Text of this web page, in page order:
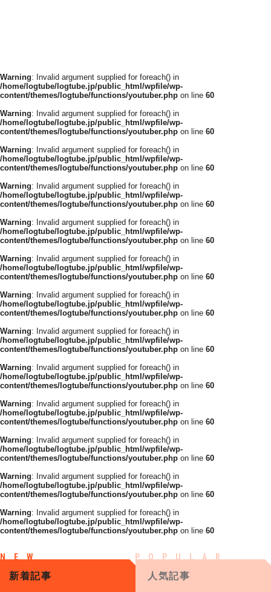
Warning: Invalid argument supplied for foreach() in
/home/logtube/logtube.jp/public_html/wpfile/wp-
content/themes/logtube/functions/youtuber.php on line 60
Warning: Invalid argument supplied for foreach() in
/home/logtube/logtube.jp/public_html/wpfile/wp-
content/themes/logtube/functions/youtuber.php on line 60
Warning: Invalid argument supplied for foreach() in
/home/logtube/logtube.jp/public_html/wpfile/wp-
content/themes/logtube/functions/youtuber.php on line 60
Warning: Invalid argument supplied for foreach() in
/home/logtube/logtube.jp/public_html/wpfile/wp-
content/themes/logtube/functions/youtuber.php on line 60
Warning: Invalid argument supplied for foreach() in
/home/logtube/logtube.jp/public_html/wpfile/wp-
content/themes/logtube/functions/youtuber.php on line 60
Warning: Invalid argument supplied for foreach() in
/home/logtube/logtube.jp/public_html/wpfile/wp-
content/themes/logtube/functions/youtuber.php on line 60
Warning: Invalid argument supplied for foreach() in
/home/logtube/logtube.jp/public_html/wpfile/wp-
content/themes/logtube/functions/youtuber.php on line 60
Warning: Invalid argument supplied for foreach() in
/home/logtube/logtube.jp/public_html/wpfile/wp-
content/themes/logtube/functions/youtuber.php on line 60
Warning: Invalid argument supplied for foreach() in
/home/logtube/logtube.jp/public_html/wpfile/wp-
content/themes/logtube/functions/youtuber.php on line 60
Warning: Invalid argument supplied for foreach() in
/home/logtube/logtube.jp/public_html/wpfile/wp-
content/themes/logtube/functions/youtuber.php on line 60
Warning: Invalid argument supplied for foreach() in
/home/logtube/logtube.jp/public_html/wpfile/wp-
content/themes/logtube/functions/youtuber.php on line 60
Warning: Invalid argument supplied for foreach() in
/home/logtube/logtube.jp/public_html/wpfile/wp-
content/themes/logtube/functions/youtuber.php on line 60
Warning: Invalid argument supplied for foreach() in
/home/logtube/logtube.jp/public_html/wpfile/wp-
content/themes/logtube/functions/youtuber.php on line 60
新着記事 人気記事